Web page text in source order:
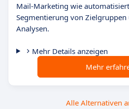
Mail-Marketing wie
Segmentierung von
Analysen.
Mehr Details anzeigen
Mehr
Alle Alternativen